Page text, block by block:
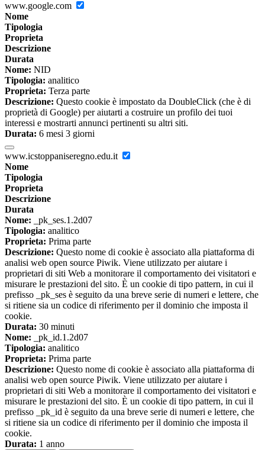
www.google.com
Nome
Tipologia
Proprieta
Descrizione
Durata
Nome: NID
Tipologia: analitico
Proprieta: Terza parte
Descrizione: Questo cookie è impostato da DoubleClick (che è di
proprietà di Google) per aiutarti a costruire un profilo dei tuoi
interessi e mostrarti annunci pertinenti su altri siti.
Durata: 6 mesi 3 giorni
www.icstoppaniseregno.edu.it
Nome
Tipologia
Proprieta
Descrizione
Durata
Nome: _pk_ses.1.2d07
Tipologia: analitico
Proprieta: Prima parte
Descrizione: Questo nome di cookie è associato alla piattaforma di
analisi web open source Piwik. Viene utilizzato per aiutare i
proprietari di siti Web a monitorare il comportamento dei visitatori e
misurare le prestazioni del sito. È un cookie di tipo pattern, in cui il
prefisso _pk_ses è seguito da una breve serie di numeri e lettere, che
si ritiene sia un codice di riferimento per il dominio che imposta il
cookie.
Durata: 30 minuti
Nome: _pk_id.1.2d07
Tipologia: analitico
Proprieta: Prima parte
Descrizione: Questo nome di cookie è associato alla piattaforma di
analisi web open source Piwik. Viene utilizzato per aiutare i
proprietari di siti Web a monitorare il comportamento dei visitatori e
misurare le prestazioni del sito. È un cookie di tipo pattern, in cui il
prefisso _pk_id è seguito da una breve serie di numeri e lettere, che
si ritiene sia un codice di riferimento per il dominio che imposta il
cookie.
Durata: 1 anno